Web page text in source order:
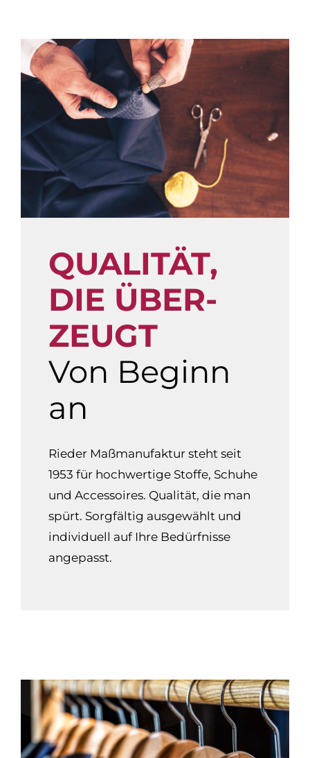
QUALITÄT,
DIE ÜBER­
ZEUGT
Von Beginn
an
Rieder Maßmanufaktur steht seit
1953 für hochwertige Stoffe, Schuhe
und Accessoires. Qualität, die man
spürt. Sorgfältig ausgewählt und
individuell auf Ihre Bedürfnisse
angepasst.